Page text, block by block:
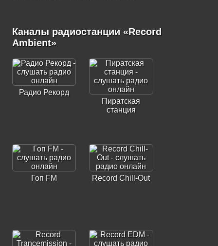
Каналы радиостанции «Record
Ambient»
Радио Рекорд
Пиратская
станция
Гоп FM Record Chill-Out